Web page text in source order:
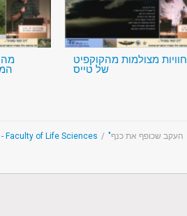
חוויות מצולמות מהקוקפיט
של טייס
הפקולטה למדעי החיים - Faculty of Life Sciences /
העקב שכופף את כנף